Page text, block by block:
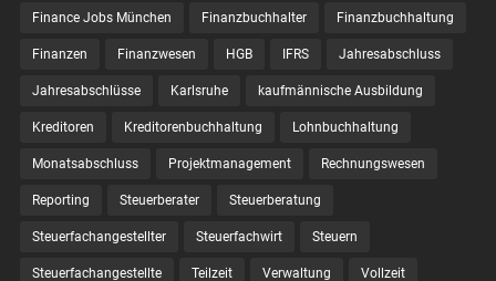
Finance Jobs München Finanzbuchhalter Finanzbuchhaltung
Finanzen Finanzwesen HGB IFRS Jahresabschluss
Jahresabschlüsse Karlsruhe kaufmännische Ausbildung
Kreditoren Kreditorenbuchhaltung Lohnbuchhaltung
Monatsabschluss Projektmanagement Rechnungswesen
Reporting Steuerberater Steuerberatung
Steuerfachangestellter Steuerfachwirt Steuern
Steuer­fach­ange­stellte Teilzeit Verwaltung Vollzeit